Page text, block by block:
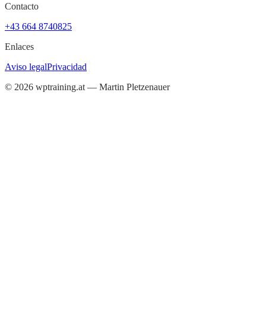
Contacto
+43 664 8740825
Enlaces
Aviso legalPrivacidad
© 2026 wptraining.at — Martin Pletzenauer